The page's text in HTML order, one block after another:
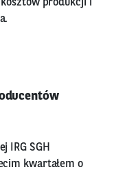
produkcji i
IRG SGH
kwartałem o